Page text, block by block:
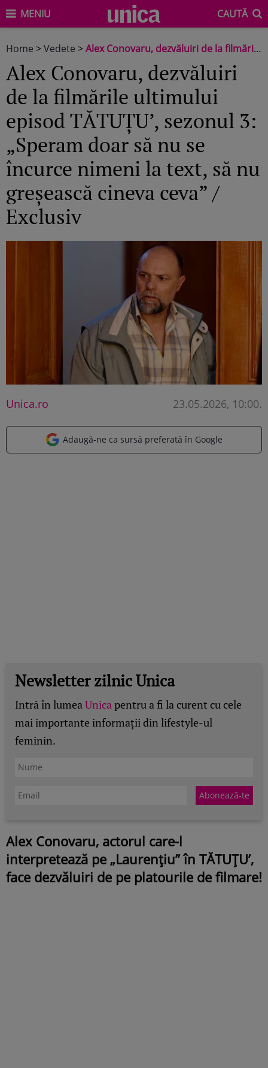
MENIU CAUTĂ
Home >Vedete >Alex Conovaru, dezvăluiri de la filmările ultimului episod TĂTUȚU’, sezonul 3: „Speram doar să nu se încurce nimeni la text, să nu greșească cineva ceva” / Exclusiv
Alex Conovaru, dezvăluiri
de la filmările ultimului
episod TĂTUȚU’, sezonul 3:
„Speram doar să nu se
încurce nimeni la text, să nu
greșească cineva ceva” /
Exclusiv
Unica.ro 23.05.2026, 10:00.
Adaugă-ne ca sursă preferată în Google
Newsletter zilnic Unica
Intră în lumeaUnicapentru a fi la curent cu cele
mai importante informații din lifestyle-ul
feminin.
Alex Conovaru, actorul care-l
interpretează pe „Laurențiu” în TĂTUȚU’,
face dezvăluiri de pe platourile de filmare!